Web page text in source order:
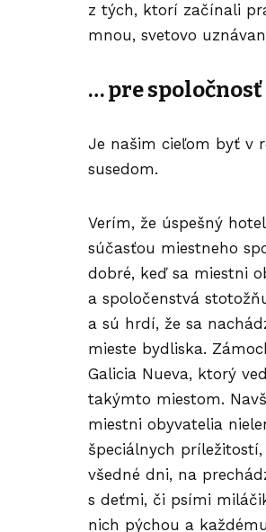
z tých, ktorí začínali
mnou, svetovo
… pre spoločnosť
Je našim cieľom byť v
susedom.
Verím, že úspešný
súčasťou miestneho
dobré, keď sa miestni
a spoločenstvá
a sú hrdí, že sa
mieste bydliska.
Galicia Nueva, ktorý
takýmto miestom.
miestni obyvatelia
špeciálnych príležitostí,
všedné dni, na
s deťmi, či psími
nich pýchou a